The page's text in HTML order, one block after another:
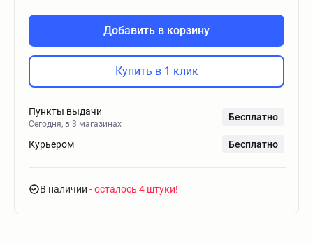
Добавить в корзину
Купить в 1 клик
Пункты выдачи
Сегодня, в 3 магазинах
Бесплатно
Курьером Бесплатно
В наличии - осталось 4 штуки